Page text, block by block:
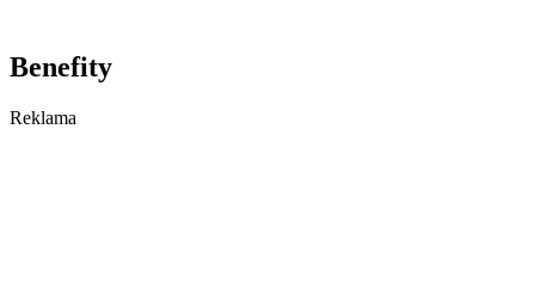
Benefity
Reklama